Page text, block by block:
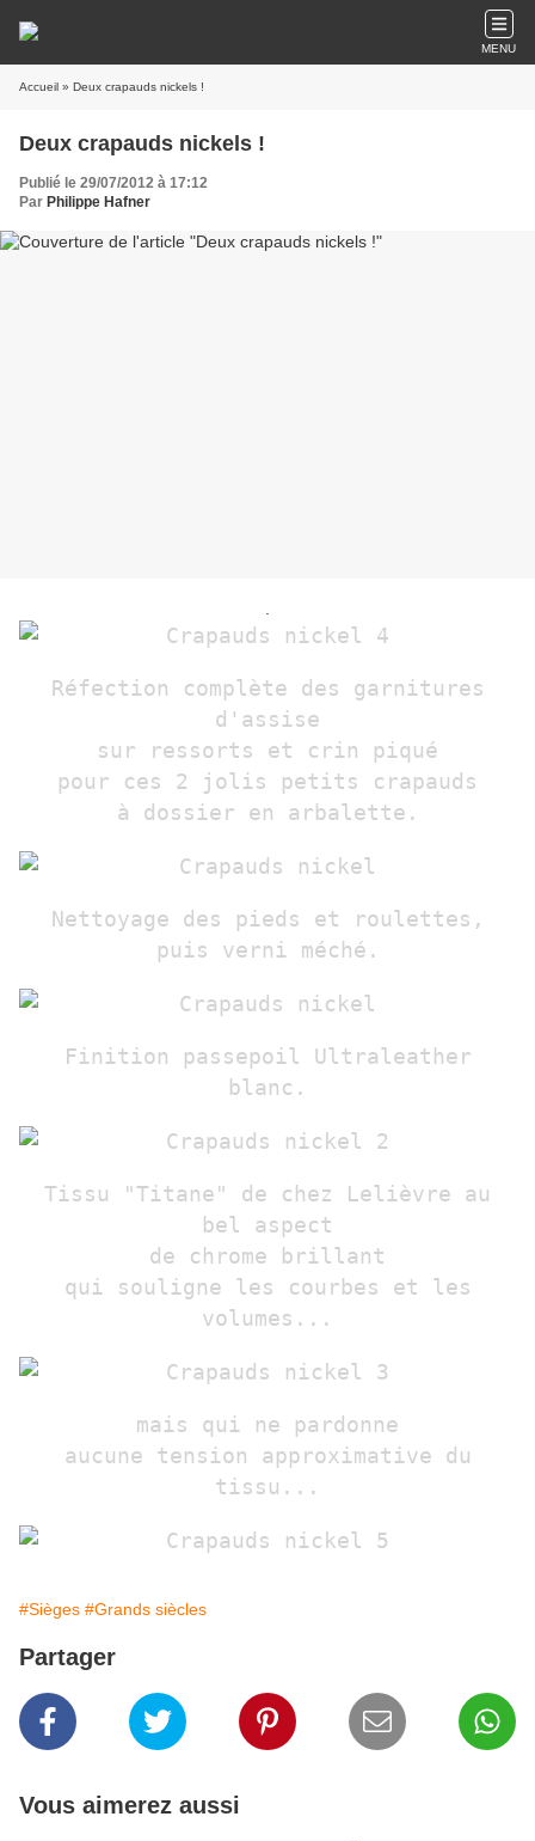
MENU
Accueil » Deux crapauds nickels !
Deux crapauds nickels !
Publié le 29/07/2012 à 17:12
Par Philippe Hafner
Réfection complète des garnitures
d'assise
sur ressorts et crin piqué
pour ces 2 jolis petits crapauds
à dossier en arbalette.
Nettoyage des pieds et roulettes,
puis verni méché.
Finition passepoil Ultraleather
blanc.
Tissu "Titane" de chez Lelièvre au
bel aspect
de chrome brillant
qui souligne les courbes et les
volumes...
mais qui ne pardonne
aucune tension approximative du
tissu...
#Sièges #Grands siècles
Partager
Vous aimerez aussi